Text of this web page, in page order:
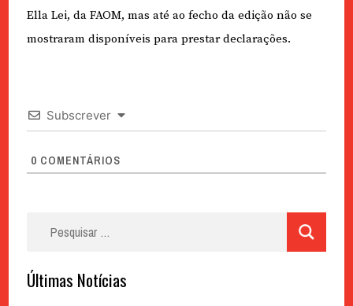
Ella Lei, da FAOM, mas até ao fecho da edição não se
mostraram disponíveis para prestar declarações.
Subscrever
0 COMENTÁRIOS
Últimas Notícias